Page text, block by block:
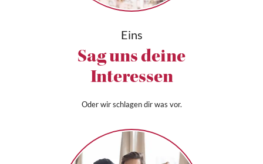
Eins
Sag uns deine
Interessen
Oder wir schlagen dir was vor.